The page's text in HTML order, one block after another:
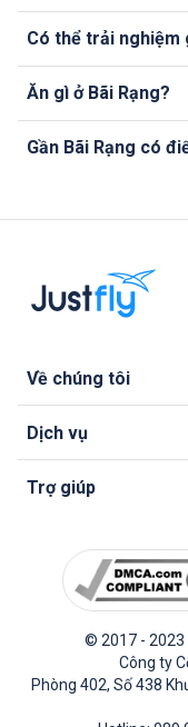
Có thể trải nghiệm
Ăn gì ở Bãi Rạng?
Gần Bãi Rạng có
Về chúng tôi
Dịch vụ
Trợ giúp
© 2017 - 2023
Công ty
Phòng 402, Số 438